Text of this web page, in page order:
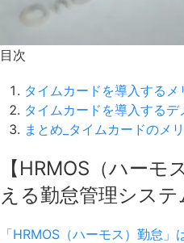
目次
タイムカードを導入するメ
タイムカードを導入するデ
まとめ_タイムカードのメ
【HRMOS（ハーモ
える勤怠管理システ
「HRMOS（ハーモス）勤怠